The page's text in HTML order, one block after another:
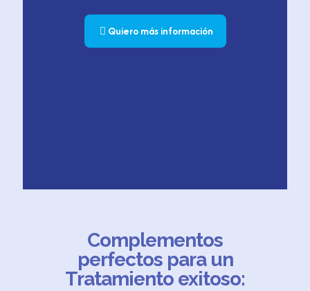
Quiero más información
Complementos
perfectos para un
Tratamiento exitoso: